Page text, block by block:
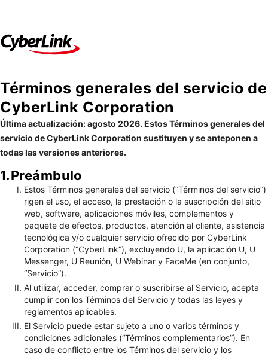
Términos generales del servicio de
CyberLink Corporation
Última actualización: agosto 2026. Estos Términos generales del
servicio de CyberLink Corporation sustituyen y se anteponen a
todas las versiones anteriores.
1.Preámbulo
Estos Términos generales del servicio (“Términos del servicio”)
rigen el uso, el acceso, la prestación o la suscripción del sitio
web, software, aplicaciones móviles, complementos y
paquete de efectos, productos, atención al cliente, asistencia
tecnológica y/o cualquier servicio ofrecido por CyberLink
Corporation (“CyberLink”), excluyendo U, la aplicación U, U
Messenger, U Reunión, U Webinar y FaceMe (en conjunto,
“Servicio”).
Al utilizar, acceder, comprar o suscribirse al Servicio, acepta
cumplir con los Términos del Servicio y todas las leyes y
reglamentos aplicables.
El Servicio puede estar sujeto a uno o varios términos y
condiciones adicionales (“Términos complementarios”). En
caso de conflicto entre los Términos del servicio y los